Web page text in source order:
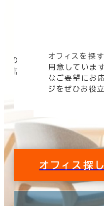
の
豊富
オフィスを探
用意していま
なご要望にお
ジをぜひお役立
オフィス探